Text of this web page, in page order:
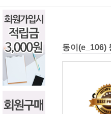
동이(e_106)